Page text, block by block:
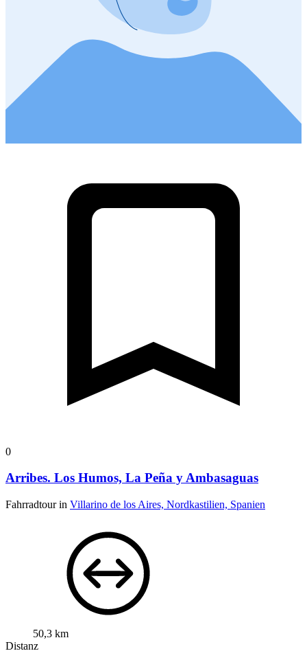
0
Arribes. Los Humos, La Peña y Ambasaguas
Fahrradtour in Villarino de los Aires, Nordkastilien, Spanien
50,3 km
Distanz